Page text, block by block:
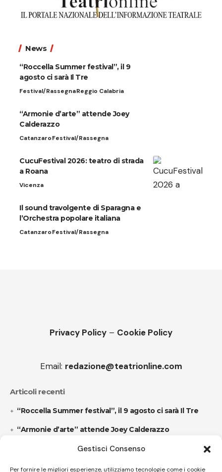
Gestisci Consenso
Per fornire le migliori esperienze, utilizziamo tecnologie come i cookie
News
“Roccella Summer festival”, il 9
agosto ci sarà Il Tre
Festival/RassegnaReggio Calabria
“Armonie d’arte” attende Joey
Calderazzo
CatanzaroFestival/Rassegna
CucuFestival 2026: teatro di strada
a Roana
Vicenza
Il sound travolgente di Sparagna e
l’Orchestra popolare italiana
CatanzaroFestival/Rassegna
Privacy Policy – Cookie Policy
Email: redazione@teatrionline.com
Articoli recenti
“Roccella Summer festival”, il 9 agosto ci sarà Il Tre
“Armonie d’arte” attende Joey Calderazzo
Follow US